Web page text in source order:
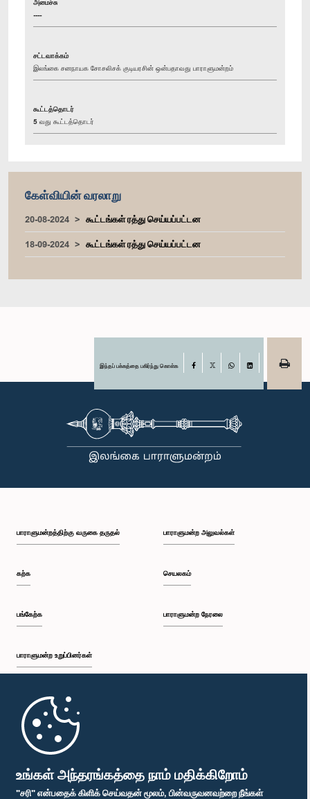
உங்கள் அந்தரங்கத்தை நாம் மதிக்கிறோம்
"சரி" என்பதைக் கிளிக் செய்வதன் மூலம், பின்வருவனவற்றை நீங்கள்
அமைச்சு
----
சட்டவாக்கம்
இலங்கை சனநாயக சோசலிசக் குடியரசின் ஒன்பதாவது பாராளுமன்றம்
கூட்டத்தொடர்
5 வது கூட்டத்தொடர்
கேள்வியின் வரலாறு
20-08-2024
கூட்டங்கள் ரத்து செய்யப்பட்டன
18-09-2024
கூட்டங்கள் ரத்து செய்யப்பட்டன
இந்தப் பக்கத்தை பகிர்ந்து கொள்க Facebook
பாராளுமன்றத்திற்கு வருகை தருதல்
கற்க
பங்கேற்க
பாராளுமன்ற உறுப்பினர்கள்
முதற்பக்கம்
பாராளுமன்ற அலுவல்கள்
செயலகம்
பாராளுமன்ற நேரலை
பாராளுமன்ற கையடக்க செயலி